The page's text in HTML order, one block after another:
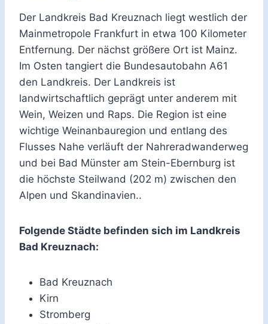
Der Landkreis Bad Kreuznach liegt westlich der
Mainmetropole Frankfurt in etwa 100 Kilometer
Entfernung. Der nächst größere Ort ist Mainz.
Im Osten tangiert die Bundesautobahn A61
den Landkreis. Der Landkreis ist
landwirtschaftlich geprägt unter anderem mit
Wein, Weizen und Raps. Die Region ist eine
wichtige Weinanbauregion und entlang des
Flusses Nahe verläuft der Nahreradwanderweg
und bei Bad Münster am Stein-Ebernburg ist
die höchste Steilwand (202 m) zwischen den
Alpen und Skandinavien..
Folgende Städte befinden sich im Landkreis
Bad Kreuznach:
Bad Kreuznach
Kirn
Stromberg